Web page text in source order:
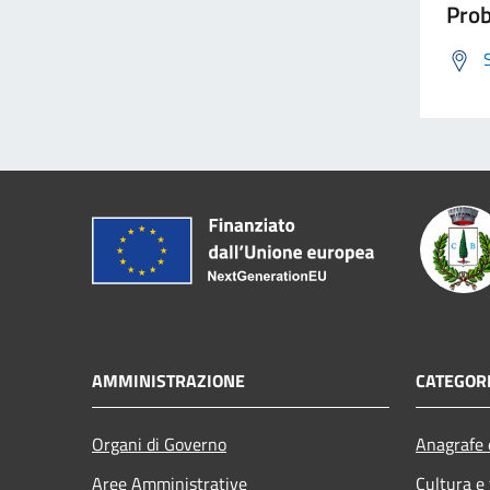
AMMINISTRAZIONE
Organi di Governo
Aree Amministrative
Cultura